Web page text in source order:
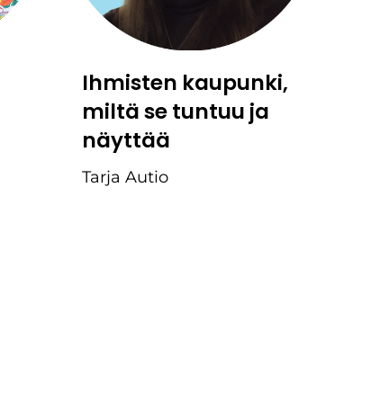
Ihmisten kaupunki,
miltä se tuntuu ja
näyttää
Tarja Autio